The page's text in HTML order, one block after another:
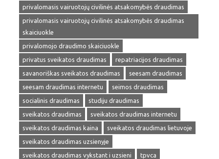
privalomasis vairuotojų civilinės atsakomybės draudimas
privalomasis vairuotojų civilinės atsakomybės draudimas
skaiciuokle
privalomojo draudimo skaiciuokle
privatus sveikatos draudimas
repatriacijos draudimas
savanoriškas sveikatos draudimas
seesam draudimas
seesam draudimas internetu
seimos draudimas
socialinis draudimas
studiju draudimas
sveikatos draudimas
sveikatos draudimas internetu
sveikatos draudimas kaina
sveikatos draudimas lietuvoje
sveikatos draudimas uzsienyje
sveikatos draudimas vykstant i uzsieni
tpvca